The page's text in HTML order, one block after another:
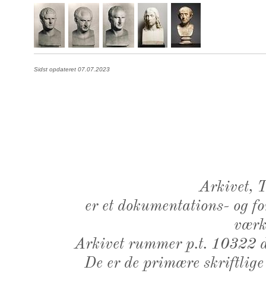
Sidst opdateret 07.07.2023
Arkivet,
er et dokumentations- og
Arkivet rummer p.t. 10322
De er de primære